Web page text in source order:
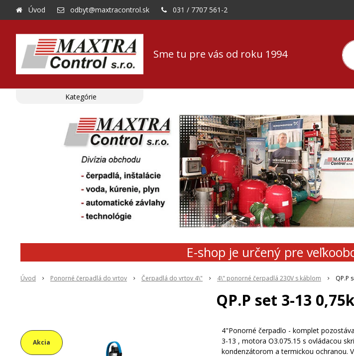
Sme tu pre vás od roku 1994
Úvod odbyt@maxtracontrol.sk 031 / 7707 561-2
E-shop je určený pre
Úvod Ponorné čerpadlá do vrtov Čerpadlá do vrtov 4\" 4\" ponorné čerpadlá 230V s káblom QP.P
QP.P set 3-13
Akcia
4"Ponorné čerpadlo - komplet
3-13 , motora O3.075.15 s ovládacou
kondenzátorom a termickou ochranou.
Kategórie